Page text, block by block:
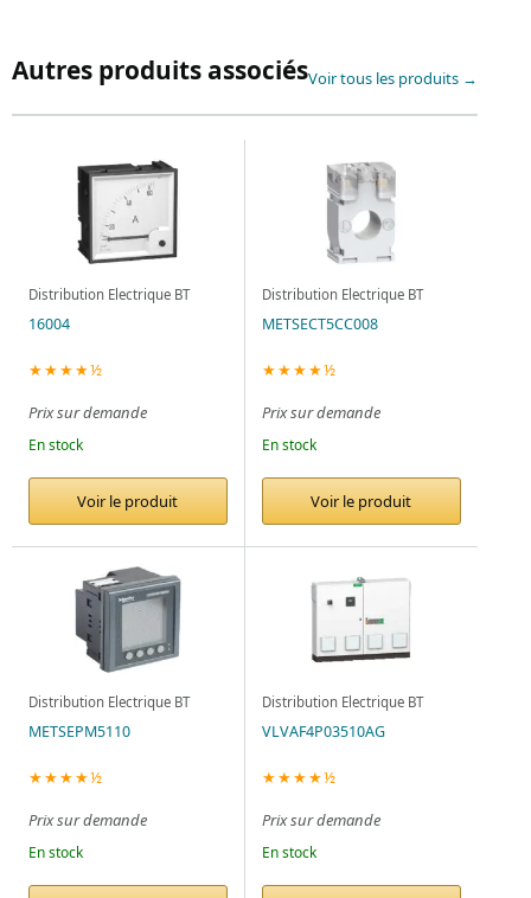
Autres produits associésVoir tous les produits →
Distribution Electrique BT
16004
★★★★½
Prix sur demande
En stock
Voir le produit
Distribution Electrique BT
METSECT5CC008
★★★★½
Prix sur demande
En stock
Voir le produit
Distribution Electrique BT
METSEPM5110
★★★★½
Prix sur demande
En stock
Distribution Electrique BT
VLVAF4P03510AG
★★★★½
Prix sur demande
En stock